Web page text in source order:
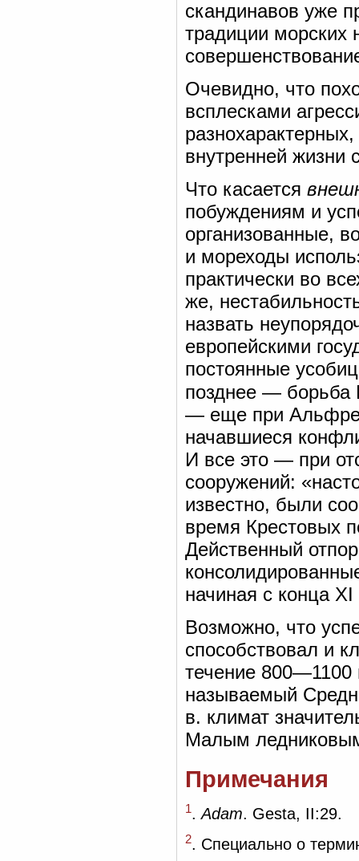
скандинавов уже
традиции морских
Очевидно, что
всплесками
внутренней жизни
Что касается
побуждениям и
организованные,
и мореходы
практически во
же,
назвать
европейскими
постоянные
позднее — борьба
— еще при
начавшиеся
И все это — при
сооружений:
известно, были
время Крестовых
Действенный
начиная с конца XI
Возможно, что
способствовал и
течение 800—1100
называемый
в. климат
Малым
Примечания
1.Adam. Gesta, II:29.
2. Специально о